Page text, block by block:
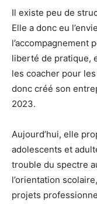
Il existe peu de
Elle a donc eu
l’accompagnement
liberté de pratique,
les coacher pour
donc créé son
2023.
Aujourd’hui, elle
adolescents et
trouble du spectre
l’orientation
projets